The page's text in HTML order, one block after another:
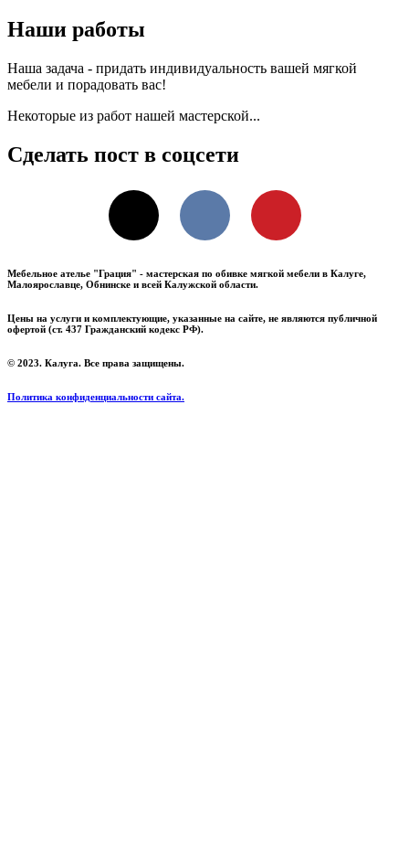
Наши работы
Наша задача - придать индивидуальность вашей мягкой
мебели и порадовать вас!
Некоторые из работ нашей мастерской...
Сделать пост в соцсети
VKontakte
Мебельное ателье "Грация" - мастерская по обивке мягкой мебели в Калуге,
Малоярославце, Обнинске и всей Калужской области.
Цены на услуги и комплектующие, указанные на сайте, не являются публичной
офертой (ст. 437 Гражданский кодекс РФ).
© 2023. Калуга. Все права защищены.
Политика конфиденциальности сайта.